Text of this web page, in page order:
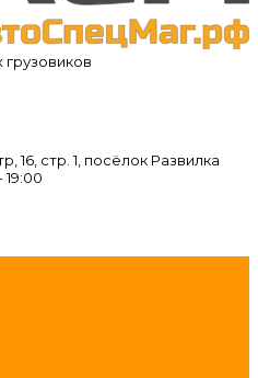
грузовиков
16, стр. 1, посёлок Развилка
19:00